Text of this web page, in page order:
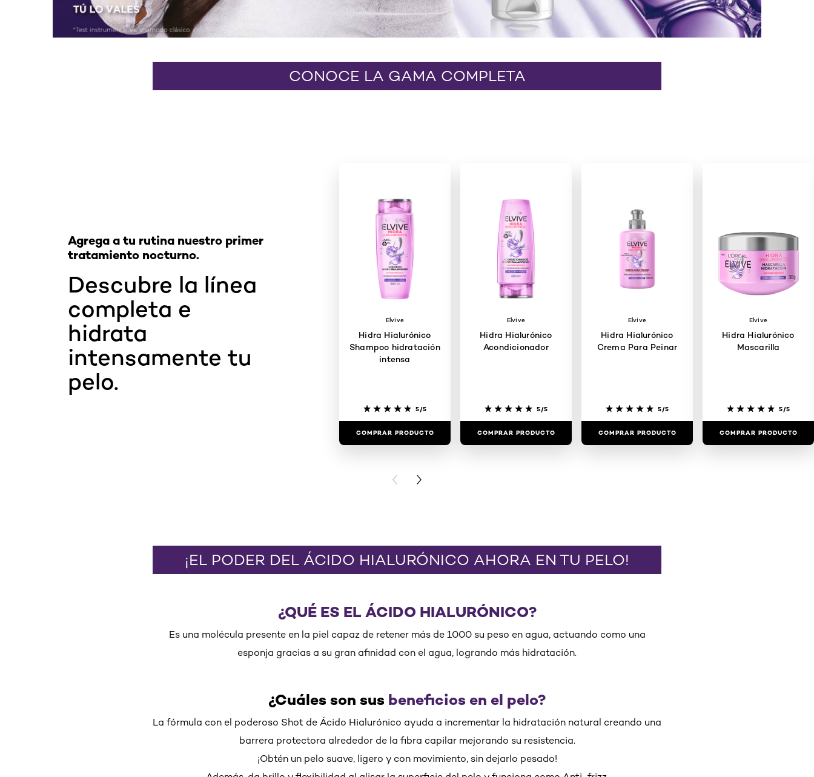
CONOCE LA GAMA COMPLETA
Descubre la línea
completa e
hidrata
intensamente tu
pelo.
Agrega a tu rutina nuestro primer
tratamiento nocturno.
Elvive
Hidra Hialurónico
Shampoo hidratación
intensa
5/5
COMPRAR PRODUCTO
Elvive
Hidra Hialurónico
Acondicionador
5/5
COMPRAR PRODUCTO
Elvive
Hidra Hialurónico
Crema Para Peinar
5/5
COMPRAR PRODUCTO
Elvive
Hidra Hialurónico
Mascarilla
5/5
COMPRAR PRODUCTO
PREVIOUS CARD
NEXT CARD
¡EL PODER DEL ÁCIDO HIALURÓNICO AHORA EN TU PELO!
¿QUÉ ES EL ÁCIDO HIALURÓNICO?
Es una molécula presente en la piel capaz de retener más de 1000 su peso en agua, actuando como una
esponja gracias a su gran afinidad con el agua, logrando más hidratación.
¿Cuáles son sus beneficios en el pelo?
La fórmula con el poderoso Shot de Ácido Hialurónico ayuda a incrementar la hidratación natural creando una
barrera protectora alrededor de la fibra capilar mejorando su resistencia.
¡Obtén un pelo suave, ligero y con movimiento, sin dejarlo pesado!